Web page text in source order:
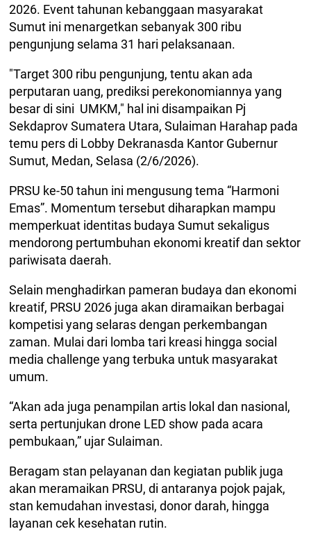
2026. Event tahunan kebanggaan masyarakat
Sumut ini menargetkan sebanyak 300 ribu
pengunjung selama 31 hari pelaksanaan.
"Target 300 ribu pengunjung, tentu akan ada
perputaran uang, prediksi perekonomiannya yang
besar di sini UMKM," hal ini disampaikan Pj
Sekdaprov Sumatera Utara, Sulaiman Harahap pada
temu pers di Lobby Dekranasda Kantor Gubernur
Sumut, Medan, Selasa (2/6/2026).
PRSU ke-50 tahun ini mengusung tema “Harmoni
Emas”. Momentum tersebut diharapkan mampu
memperkuat identitas budaya Sumut sekaligus
mendorong pertumbuhan ekonomi kreatif dan sektor
pariwisata daerah.
Selain menghadirkan pameran budaya dan ekonomi
kreatif, PRSU 2026 juga akan diramaikan berbagai
kompetisi yang selaras dengan perkembangan
zaman. Mulai dari lomba tari kreasi hingga social
media challenge yang terbuka untuk masyarakat
umum.
“Akan ada juga penampilan artis lokal dan nasional,
serta pertunjukan drone LED show pada acara
pembukaan,” ujar Sulaiman.
Beragam stan pelayanan dan kegiatan publik juga
akan meramaikan PRSU, di antaranya pojok pajak,
stan kemudahan investasi, donor darah, hingga
layanan cek kesehatan rutin.